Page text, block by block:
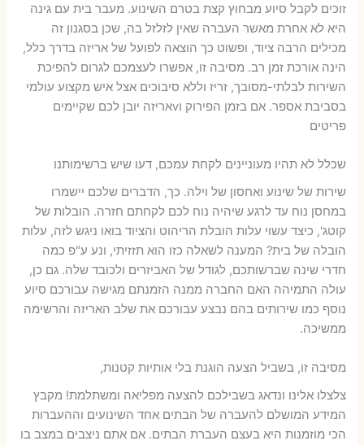
זוכים לקבל סיוע מבחוץ קצת בטרם השינוע. מעבר בית עם גינה
היא לא אחרת מאשר העברה שאין לזלזל בה, שכן בסגנון זה
מכילים הרבה ציוד, ופשוט כך הוצאה לפועל של אריזה בדרך כלל,
הינה אורכת זמן רב. מסיבה זו, אפשרו לעצמכם לגרום להפיכת
השירות לבלתי-מסובך, זריז וללא סיבוכים אצל איש מקצוע עולמי
בסביבת אספר. אם בזמן הפירוק וvאריזה יובן לכם שקיימים
פריטים
שכלל לא תהיו מעוניינים לקחת עמכם, דעו שיש ברשימותנו
שירות של שינוע ואחסון של וילה. כך, הדברים שלכם יישמרו
במחסן נוח עד לרגע שיהיה נוח לכם לקחתם חזרה. הובלות של
קוטג', כיצד עשוי עלות הובלת הריהוט והציוד בואו ניגש לזה, עלות
הובלה של בית? המענה לשאלה כזו הוא תזזיתי, ונע ע"פ כמה
חדרי שינה שברשותכם, לגודל של האביזרים ולכובד שלה. גם כן,
עולה התמיהה האם החברה ממנה הזמנתם מגישה עבורכם סיוע
נוסף כמו שירותים בהם נבצע עבורכם את שלב האריזה והרשימה
ממשיכה.
מסיבה זו, בשביל הצעה הוגנת בלי אותיות קטנות,
צלצלו אלינו ונדאג בשבילכם להצעה מפליאה ומשתלמת! מקבץ
המידע המושלם להעברה של הבתים אחד השינועים וההעברות
הכי מוזמנות היא בעצם העברת הבתים. אם אתם ניצבים במצב בו